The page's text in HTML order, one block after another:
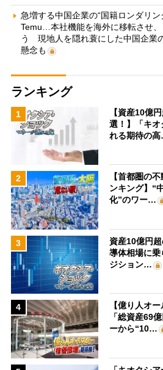
急増する中国企業の“国籍ロンダリ
Temu…本社機能を海外に移転させ
う 現地人を隠れ蓑にした中国企業
懸念も
ランキング
1
【資産10億
選！】「キ
れる期待の
2
【首都圏の
ンキング】“
化”のワー…
3
資産10億円
導体相場に
ジション…
4
【億り人オ
「総資産69
ーから“10…